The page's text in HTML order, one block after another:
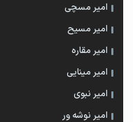
امیر مسچی
امیر مسیح
امیر مقاره
امیر مینایی
امیر نبوی
امیر نوشه ور